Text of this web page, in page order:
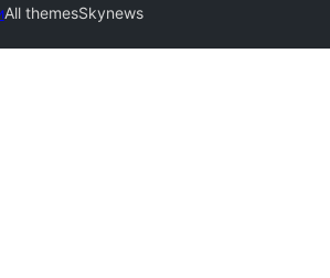
All themesSkynews